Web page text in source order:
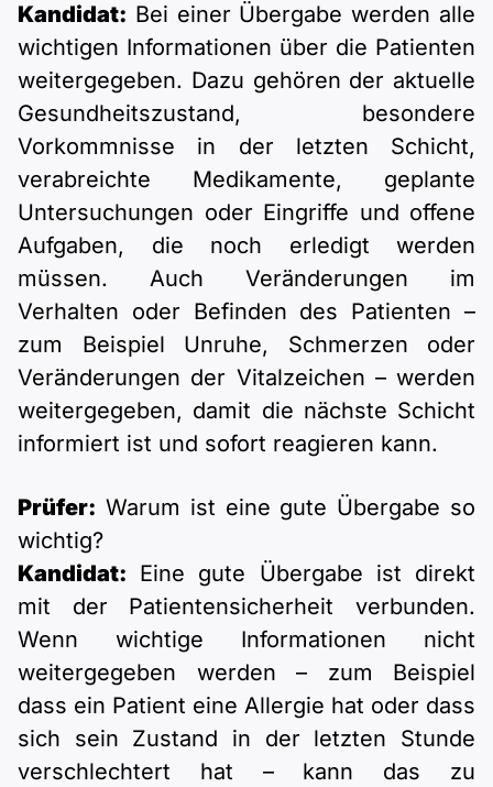
Kandidat: Bei einer Übergabe werden alle
wichtigen Informationen über die Patienten
weitergegeben. Dazu gehören der aktuelle
Gesundheitszustand, besondere
Vorkommnisse in der letzten Schicht,
verabreichte Medikamente, geplante
Untersuchungen oder Eingriffe und offene
Aufgaben, die noch erledigt werden
müssen. Auch Veränderungen im
Verhalten oder Befinden des Patienten –
zum Beispiel Unruhe, Schmerzen oder
Veränderungen der Vitalzeichen – werden
weitergegeben, damit die nächste Schicht
informiert ist und sofort reagieren kann.
Prüfer: Warum ist eine gute Übergabe so
wichtig?
Kandidat: Eine gute Übergabe ist direkt
mit der Patientensicherheit verbunden.
Wenn wichtige Informationen nicht
weitergegeben werden – zum Beispiel
dass ein Patient eine Allergie hat oder dass
sich sein Zustand in der letzten Stunde
verschlechtert hat – kann das zu